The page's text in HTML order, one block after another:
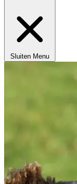
Sluiten Menu